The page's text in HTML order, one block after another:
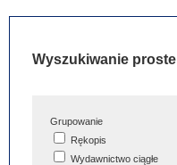
Wyszukiwanie proste
Grupowanie
Rękopis
Wydawnictwo ciągłe